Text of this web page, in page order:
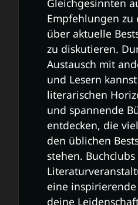
Empfehlungen zu
über aktuelle
zu diskutieren.
Austausch mit
und Lesern
literarischen
und spannende
entdecken, die
den üblichen
stehen.
eine
deine